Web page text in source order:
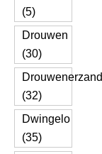
(5)
Drouwen
(30)
Drouwenerzand
(32)
Dwingelo
(35)